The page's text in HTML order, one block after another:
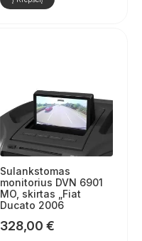
Sulankstomas
monitorius DVN 6901
MO, skirtas „Fiat
Ducato 2006
328,00 €